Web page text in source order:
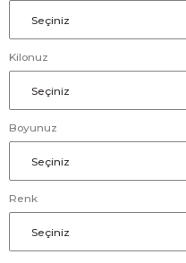
Kilonuz
Boyunuz
Renk